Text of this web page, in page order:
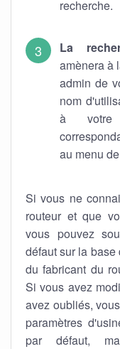
recherche.
La
amènera à
admin de
nom
à votre
au menu
Si vous ne
routeur et que
vous pouvez
défaut sur la base
du fabricant du
Si vous avez
avez oubliés,
paramètres
par défaut,